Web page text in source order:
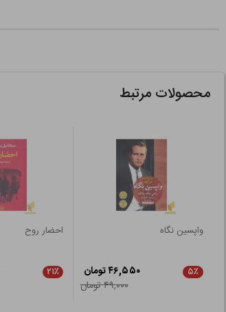
محصولات مرتبط
واپسین نگاه
۵٪
۴۶,۵۵۰ تومان
۴۹,۰۰۰ تومان
احضار روح
۲۱٪